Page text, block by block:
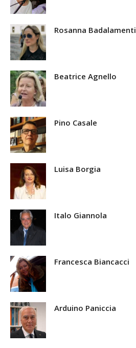
Rosanna Badalamenti
Beatrice Agnello
Pino Casale
Luisa Borgia
Italo Giannola
Francesca Biancacci
Arduino Paniccia